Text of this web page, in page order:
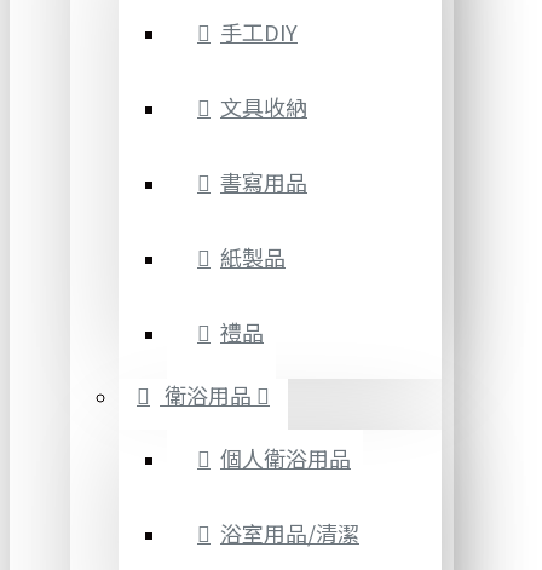
手工DIY
文具收納
書寫用品
紙製品
禮品
衛浴用品
個人衛浴用品
浴室用品/清潔